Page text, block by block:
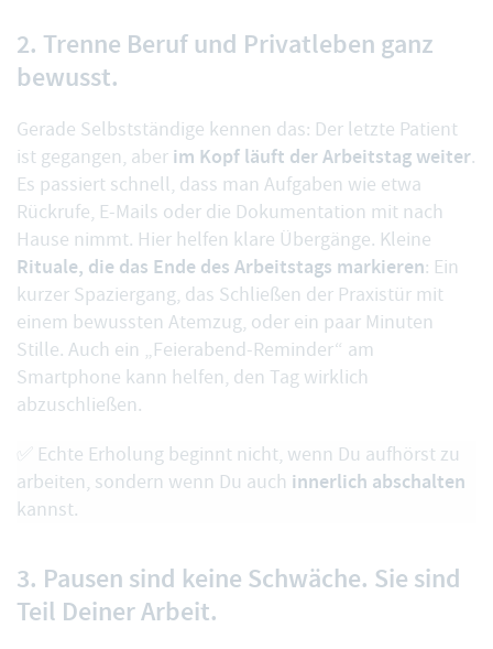
2. Trenne Beruf und Privatleben ganz
bewusst.
Gerade Selbstständige kennen das: Der letzte Patient
ist gegangen, aber im Kopf läuft der Arbeitstag weiter.
Es passiert schnell, dass man Aufgaben wie etwa
Rückrufe, E-Mails oder die Dokumentation mit nach
Hause nimmt. Hier helfen klare Übergänge. Kleine
Rituale, die das Ende des Arbeitstags markieren: Ein
kurzer Spaziergang, das Schließen der Praxistür mit
einem bewussten Atemzug, oder ein paar Minuten
Stille. Auch ein „Feierabend-Reminder“ am
Smartphone kann helfen, den Tag wirklich
abzuschließen.
✅ Echte Erholung beginnt nicht, wenn Du aufhörst zu
arbeiten, sondern wenn Du auch innerlich abschalten
kannst.
3. Pausen sind keine Schwäche. Sie sind
Teil Deiner Arbeit.